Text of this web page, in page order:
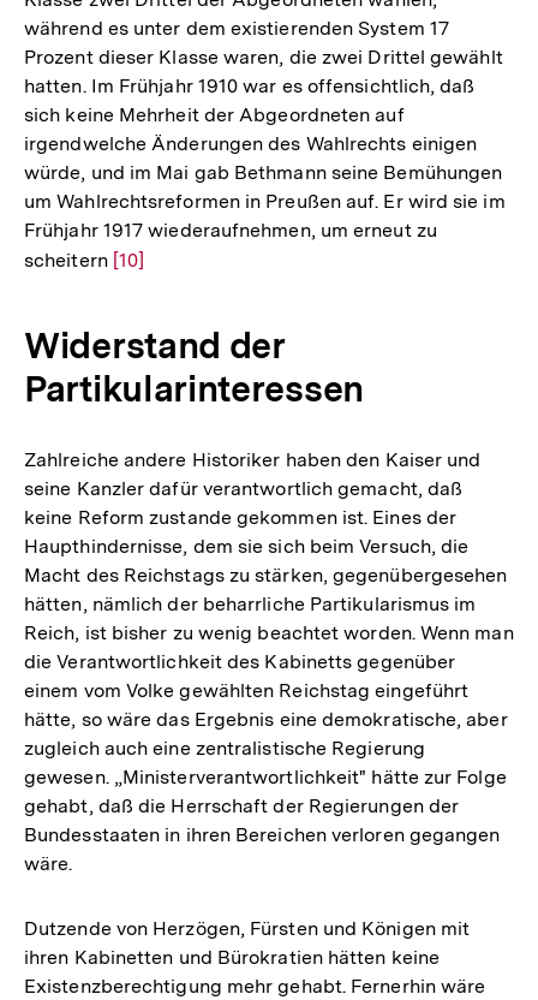
während es unter dem existierenden System 17
Prozent dieser Klasse waren, die zwei Drittel gewählt
hatten. Im Frühjahr 1910 war es offensichtlich, daß
sich keine Mehrheit der Abgeordneten auf
irgendwelche Änderungen des Wahlrechts einigen
würde, und im Mai gab Bethmann seine Bemühungen
um Wahlrechtsreformen in Preußen auf. Er wird sie im
Frühjahr 1917 wiederaufnehmen, um erneut zu
scheitern Zur
Fußnote
[10]
Widerstand der
Partikularinteressen
Zahlreiche andere Historiker haben den Kaiser und
seine Kanzler dafür verantwortlich gemacht, daß
keine Reform zustande gekommen ist. Eines der
Haupthindernisse, dem sie sich beim Versuch, die
Macht des Reichstags zu stärken, gegenübergesehen
hätten, nämlich der beharrliche Partikularismus im
Reich, ist bisher zu wenig beachtet worden. Wenn man
die Verantwortlichkeit des Kabinetts gegenüber
einem vom Volke gewählten Reichstag eingeführt
hätte, so wäre das Ergebnis eine demokratische, aber
zugleich auch eine zentralistische Regierung
gewesen. „Ministerverantwortlichkeit" hätte zur Folge
gehabt, daß die Herrschaft der Regierungen der
Bundesstaaten in ihren Bereichen verloren gegangen
wäre.
Dutzende von Herzögen, Fürsten und Königen mit
ihren Kabinetten und Bürokratien hätten keine
Existenzberechtigung mehr gehabt. Fernerhin wäre